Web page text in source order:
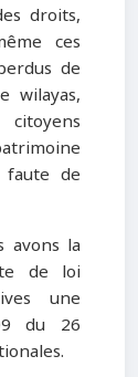
droits,
ces
de
wilayas,
faute de
avons la
de loi
une
du 26